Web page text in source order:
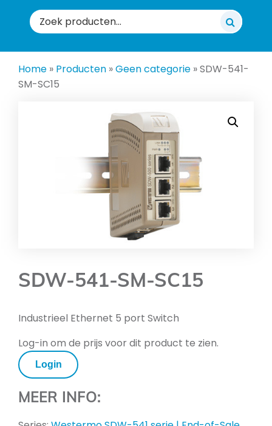
Zoeken
naar:
Home » Producten »Geen categorie »SDW-541-
SM-SC15
SDW-541-SM-SC15
Industrieel Ethernet 5 port Switch
Log-in om de prijs voor dit product te zien.
Login
MEER INFO: